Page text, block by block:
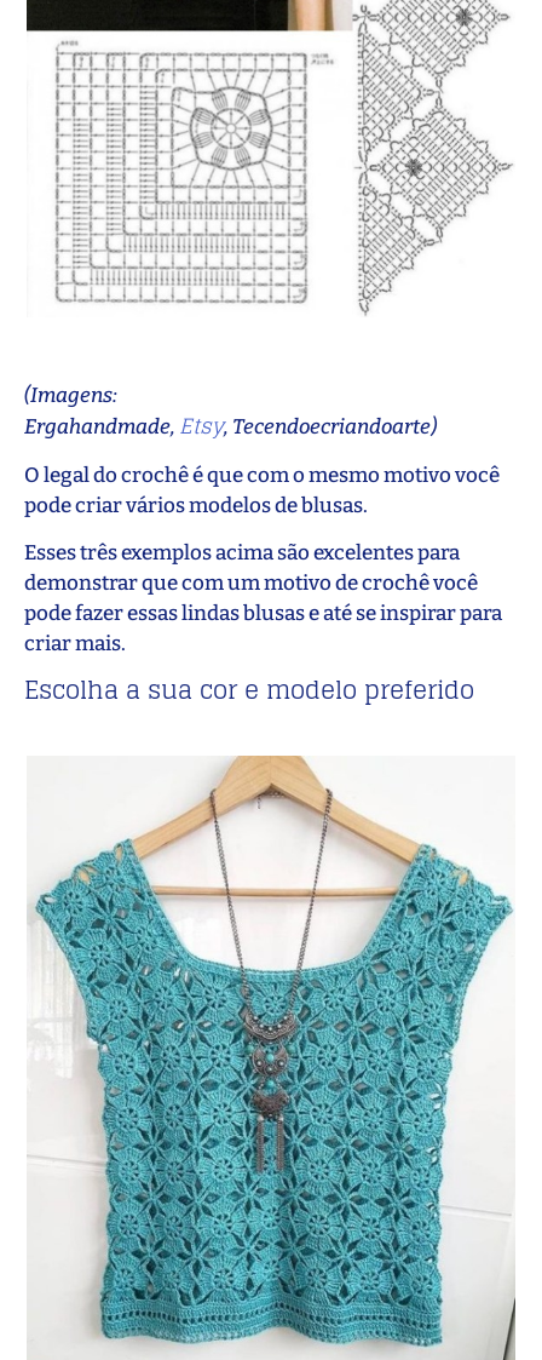
(Imagens:
Ergahandmade, Etsy, Tecendoecriandoarte)
O legal do crochê é que com o mesmo motivo você
pode criar vários modelos de blusas.
Esses três exemplos acima são excelentes para
demonstrar que com um motivo de crochê você
pode fazer essas lindas blusas e até se inspirar para
criar mais.
Escolha a sua cor e modelo preferido